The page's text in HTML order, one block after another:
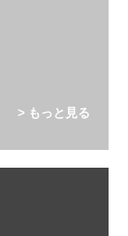
> もっと見る